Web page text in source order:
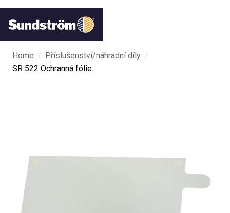
Home / Příslušenství/náhradní díly /
SR 522 Ochranná fólie